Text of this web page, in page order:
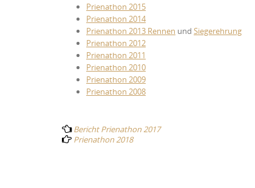
Prienathon 2015
Prienathon 2014
Prienathon 2013 Rennen und Siegerehrung
Prienathon 2012
Prienathon 2011
Prienathon 2010
Prienathon 2009
Prienathon 2008
Post
navigation
Bericht Prienathon 2017
Prienathon 2018